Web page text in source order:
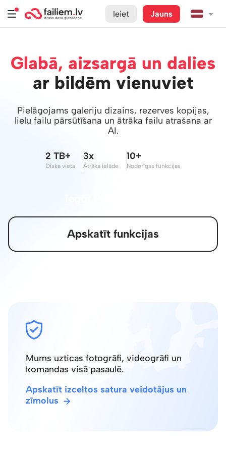
Ieiet Jauns
Glabā, aizsargā un dalies
ar bildēm vienuviet
Pielāgojams galeriju dizains, rezerves kopijas,
lielu failu pārsūtīšana un ātrāka failu atrašana ar
AI.
2 TB+
Diska vieta
3x
Ātrāka ielāde
10+
Noderīgas funkcijas
Apskatīt funkcijas
Mums uzticas fotogrāfi, videogrāfi un
komandas visā pasaulē.
Apskatīt izceltos satura veidotājus un
zīmolus